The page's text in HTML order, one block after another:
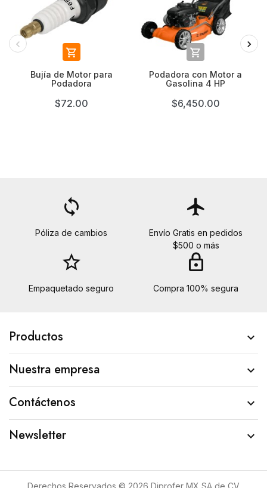

Bujía de Motor para
Podadora
$72.00

Podadora con Motor a
Gasolina 4 HP
$6,450.00
loop
Póliza de cambios
flight
Envío Gratis en pedidos
$500 o más
star_border
Empaquetado seguro
lock
Compra 100% segura
Productos 
Nuestra empresa 
Contáctenos 
Newsletter 
Derechos Reservados © 2026 Diprofer MX SA de CV